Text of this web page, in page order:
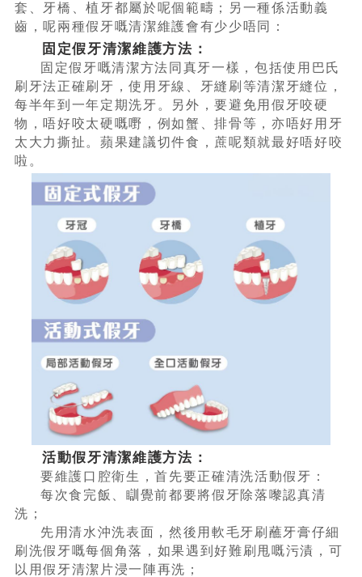
套、牙橋、植牙都屬於呢個範疇；另一種係活動義
齒，呢兩種假牙嘅清潔維護會有少少唔同：
固定假牙清潔維護方法：
固定假牙嘅清潔方法同真牙一樣，包括使用巴氏
刷牙法正確刷牙，使用牙線、牙縫刷等清潔牙縫位，
每半年到一年定期洗牙。另外，要避免用假牙咬硬
物，唔好咬太硬嘅嘢，例如蟹、排骨等，亦唔好用牙
太大力撕扯。蘋果建議切件食，蔗呢類就最好唔好咬
啦。
活動假牙清潔維護方法：
要維護口腔衛生，首先要正確清洗活動假牙：
每次食完飯、瞓覺前都要將假牙除落嚟認真清
洗；
先用清水沖洗表面，然後用軟毛牙刷蘸牙膏仔細
刷洗假牙嘅每個角落，如果遇到好難刷甩嘅污漬，可
以用假牙清潔片浸一陣再洗；